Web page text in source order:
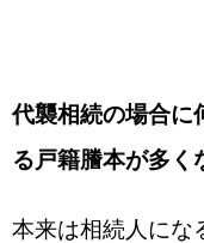
代襲相続の場合に
る戸籍謄本が多く
本来は相続人にな